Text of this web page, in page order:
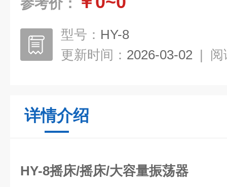
参考价：
型号： HY-8
更新时间： 2026-03-02 | 阅
详情介绍
HY-8摇床/摇床/大容量振荡器